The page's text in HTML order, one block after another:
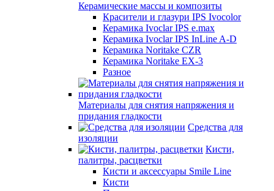
Керамические массы и композиты
Красители и глазури IPS Ivocolor
Керамика Ivoclar IPS e.max
Керамика Ivoclar IPS InLine A-D
Керамика Noritake CZR
Керамика Noritake EX-3
Разное
Материалы для снятия напряжения и
придания гладкости
Средства для
изоляции
Кисти,
палитры, расцветки
Кисти и аксессуары Smile Line
Кисти